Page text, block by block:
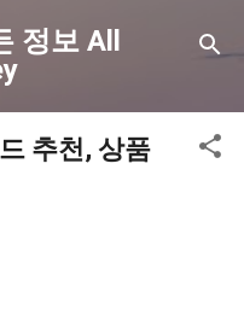
너뛰기
정보 All
추천, 상품